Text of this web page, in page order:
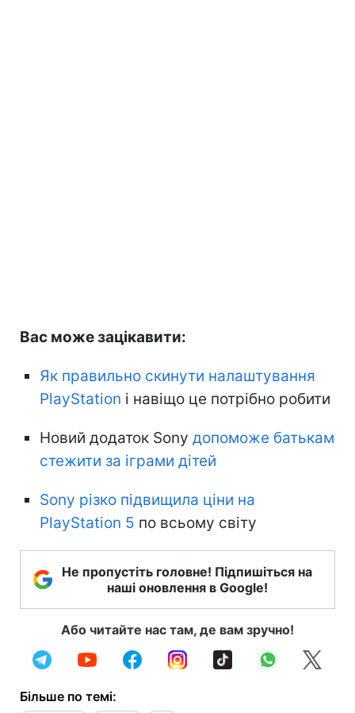
Вас може зацікавити:
Як правильно скинути налаштування
PlayStation і навіщо це потрібно робити
Новий додаток Sony допоможе батькам
стежити за іграми дітей
Sony різко підвищила ціни на
PlayStation 5 по всьому світу
Не пропустіть головне! Підпишіться на
наші оновлення в Google!
Або читайте нас там, де вам зручно!
Більше по темі: